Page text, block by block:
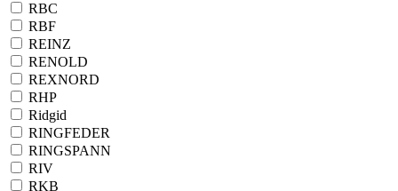
RBC
RBF
REINZ
RENOLD
REXNORD
RHP
Ridgid
RINGFEDER
RINGSPANN
RIV
RKB